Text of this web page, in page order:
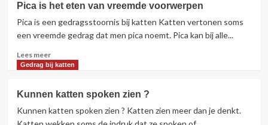
bij
katten
Pica is het eten van vreemde voorwerpen
Pica is een gedragsstoornis bij katten Katten vertonen soms
een vreemde gedrag dat men pica noemt. Pica kan bij alle...
Lees meerLees
meer
is
het
eten
Gedrag bij katten
Kunnen katten spoken zien ?
Kunnen katten spoken zien ? Katten zien meer dan je denkt.